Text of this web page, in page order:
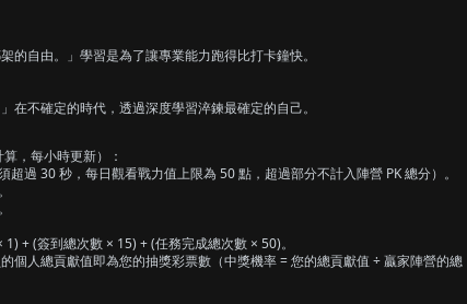
自由。」學習是為了讓專業能力跑得比打卡鐘快。
不確定的時代，透過深度學習淬鍊最確定的自己。
，每小時更新）：
過 30 秒，每日觀看戰力值上限為 50 點，超過部分不計入陣營 PK 總分）。
+ (簽到總次數 × 15) + (任務完成總次數 × 50)。
個人總貢獻值即為您的抽獎彩票數（中獎機率 = 您的總貢獻值 ÷ 贏家陣營的總